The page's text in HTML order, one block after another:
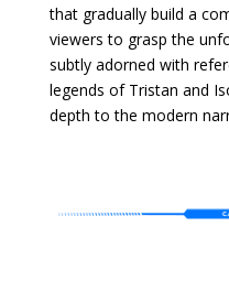
that gradually build a
viewers to grasp the
subtly adorned with
legends of Tristan and
depth to the modern